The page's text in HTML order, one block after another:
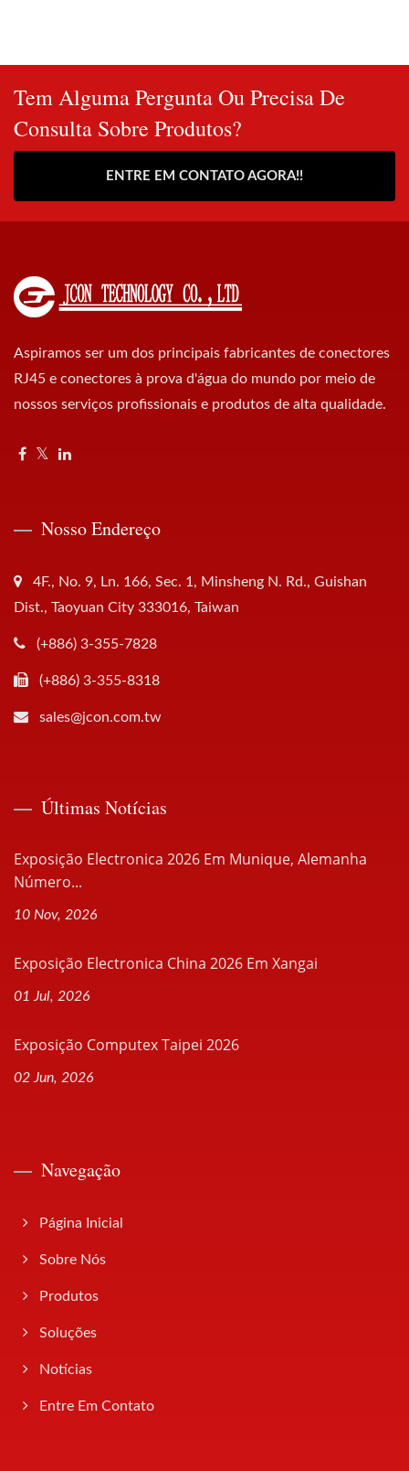
Tem Alguma Pergunta Ou Precisa De
Consulta Sobre Produtos?
ENTRE EM CONTATO AGORA!!
Aspiramos ser um dos principais fabricantes de conectores
RJ45 e conectores à prova d'água do mundo por meio de
nossos serviços profissionais e produtos de alta qualidade.
Nosso Endereço
4F., No. 9, Ln. 166, Sec. 1, Minsheng N. Rd., Guishan
Dist., Taoyuan City 333016, Taiwan
(+886) 3-355-7828
(+886) 3-355-8318
sales@jcon.com.tw
Últimas Notícias
Exposição Electronica 2026 Em Munique, Alemanha
Número...
10 Nov, 2026
Exposição Electronica China 2026 Em Xangai
01 Jul, 2026
Exposição Computex Taipei 2026
02 Jun, 2026
Navegação
Página Inicial
Sobre Nós
Produtos
Soluções
Notícias
Entre Em Contato